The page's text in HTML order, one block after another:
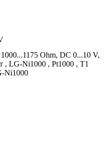
Ohm, DC 0...10 V,
, LG-Ni1000 , Pt1000 , T1
Ni1000